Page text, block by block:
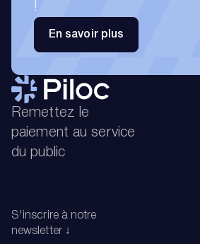
!
En savoir plus
Remettez le
paiement au service
du public
S'inscrire à notre
newsletter ↓